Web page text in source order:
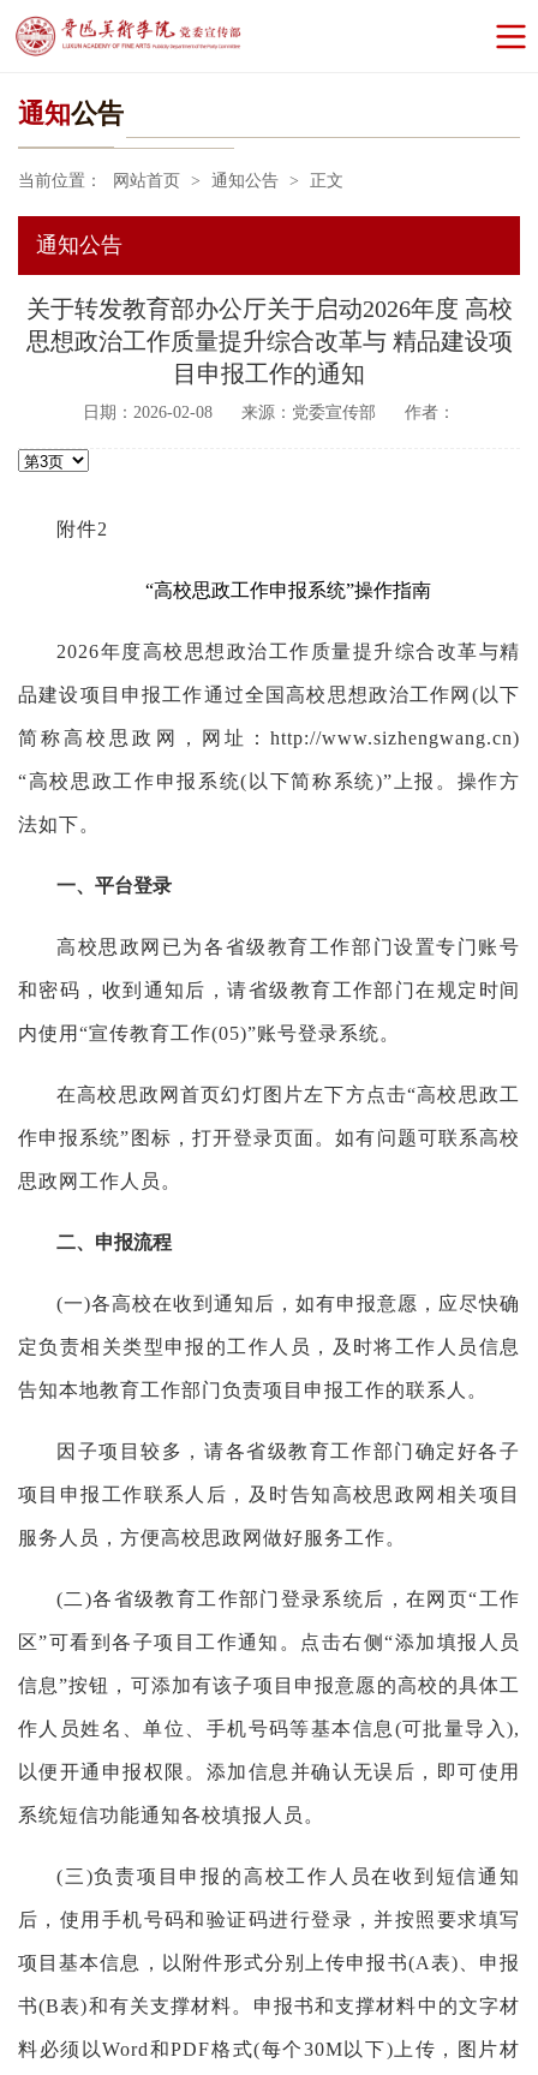
通知公告
当前位置： 网站首页 > 通知公告 > 正文
通知公告
关于转发教育部办公厅关于启动2026年度 高校
思想政治工作质量提升综合改革与 精品建设项
目申报工作的通知
日期：2026-02-08 来源：党委宣传部 作者：
附件2
“高校思政工作申报系统”操作指南
2026年度高校思想政治工作质量提升综合改革与精
品建设项目申报工作通过全国高校思想政治工作网(以下
简称高校思政网，网址：http://www.sizhengwang.cn)
“高校思政工作申报系统(以下简称系统)”上报。操作方
法如下。
一、平台登录
高校思政网已为各省级教育工作部门设置专门账号
和密码，收到通知后，请省级教育工作部门在规定时间
内使用“宣传教育工作(05)”账号登录系统。
在高校思政网首页幻灯图片左下方点击“高校思政工
作申报系统”图标，打开登录页面。如有问题可联系高校
思政网工作人员。
二、申报流程
(一)各高校在收到通知后，如有申报意愿，应尽快确
定负责相关类型申报的工作人员，及时将工作人员信息
告知本地教育工作部门负责项目申报工作的联系人。
因子项目较多，请各省级教育工作部门确定好各子
项目申报工作联系人后，及时告知高校思政网相关项目
服务人员，方便高校思政网做好服务工作。
(二)各省级教育工作部门登录系统后，在网页“工作
区”可看到各子项目工作通知。点击右侧“添加填报人员
信息”按钮，可添加有该子项目申报意愿的高校的具体工
作人员姓名、单位、手机号码等基本信息(可批量导入),
以便开通申报权限。添加信息并确认无误后，即可使用
系统短信功能通知各校填报人员。
(三)负责项目申报的高校工作人员在收到短信通知
后，使用手机号码和验证码进行登录，并按照要求填写
项目基本信息，以附件形式分别上传申报书(A表)、申报
书(B表)和有关支撑材料。申报书和支撑材料中的文字材
料必须以Word和PDF格式(每个30M以下)上传，图片材